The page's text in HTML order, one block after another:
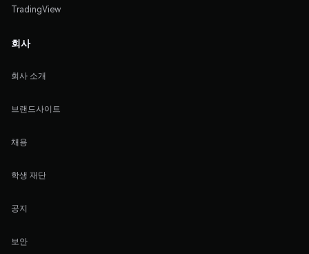
TradingView
회사
회사 소개
브랜드사이트
채용
학생 재단
공지
보안